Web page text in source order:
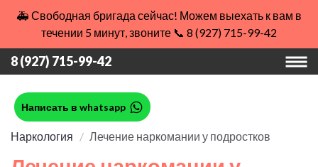
🚑 Свободная бригада сейчас! Можем выехать к вам в
течении 5 минут, звоните 📞 8 (927) 715-99-42
8 (927) 715-99-42
Написать в whatsapp
Наркология Лечение наркомании у подростков